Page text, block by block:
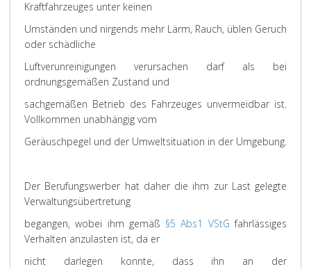
Kraftfahrzeuges unter keinen
Umständen und nirgends mehr Lärm, Rauch, üblen Geruch
oder schädliche
Luftverunreinigungen verursachen darf als bei
ordnungsgemäßen Zustand und
sachgemäßen Betrieb des Fahrzeuges unvermeidbar ist.
Vollkommen unabhängig vom
Geräuschpegel und der Umweltsituation in der Umgebung.
Der Berufungswerber hat daher die ihm zur Last gelegte
Verwaltungsübertretung
begangen, wobei ihm gemäß §5 Abs1 VStG fahrlässiges
Verhalten anzulasten ist, da er
nicht darlegen konnte, dass ihn an der